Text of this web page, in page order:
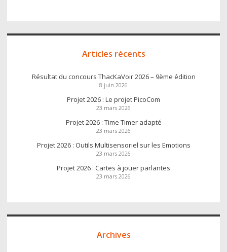
Articles récents
Résultat du concours ThacKaVoir 2026 – 9ème édition
8 juin 2026
Projet 2026 : Le projet PicoCom
23 mars 2026
Projet 2026 : Time Timer adapté
23 mars 2026
Projet 2026 : Outils Multisensoriel sur les Emotions
23 mars 2026
Projet 2026 : Cartes à jouer parlantes
23 mars 2026
Archives